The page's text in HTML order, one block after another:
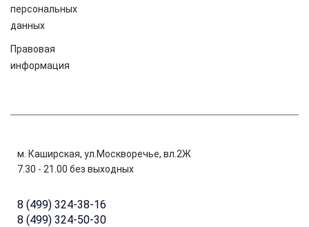
персональных
данных
Правовая
информация
м. Каширская, ул.Москворечье, вл.2Ж
7.30 - 21.00 без выходных
8 (499) 324-38-16
8 (499) 324-50-30